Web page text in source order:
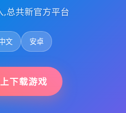
,总共新官方平台
文 安卓
下载游戏